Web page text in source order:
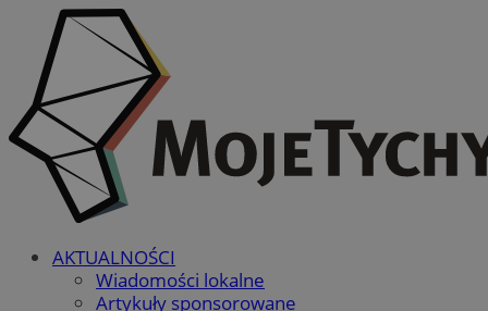
AKTUALNOŚCI
Wiadomości lokalne
Artykuły sponsorowane